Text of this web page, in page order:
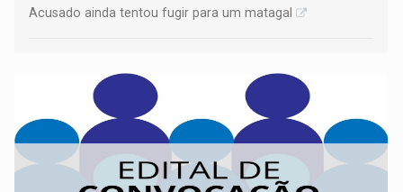
Acusado ainda tentou fugir para um matagal